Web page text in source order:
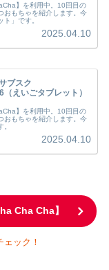
】を利用中。10回目の
おもちゃを紹介します。今
ト」です。
2025.04.10
ブスク
えいごタブレット）
】を利用中。10回目の
おもちゃを紹介します。今
2025.04.10
Cha Cha】
ック！